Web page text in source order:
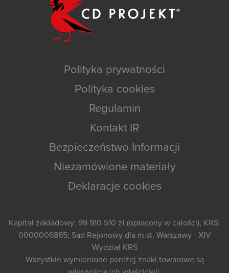
Polityka prywatności
Polityka cookies
Regulamin
Kontakt IR
Bezpieczeństwo Informacji
Niezamówione materiały
Deklaracje cookies
Kapitał zakładowy: 99 910 510 zł (opłacony w całości); KRS:
0000006865; Sąd Rejonowy dla m.st. Warszawy - XIV
Wydział KRS
Wszystkie wymienione poniżej znaki towarowe są